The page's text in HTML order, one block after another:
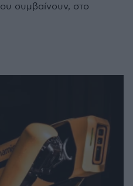
συμβαίνουν, στο